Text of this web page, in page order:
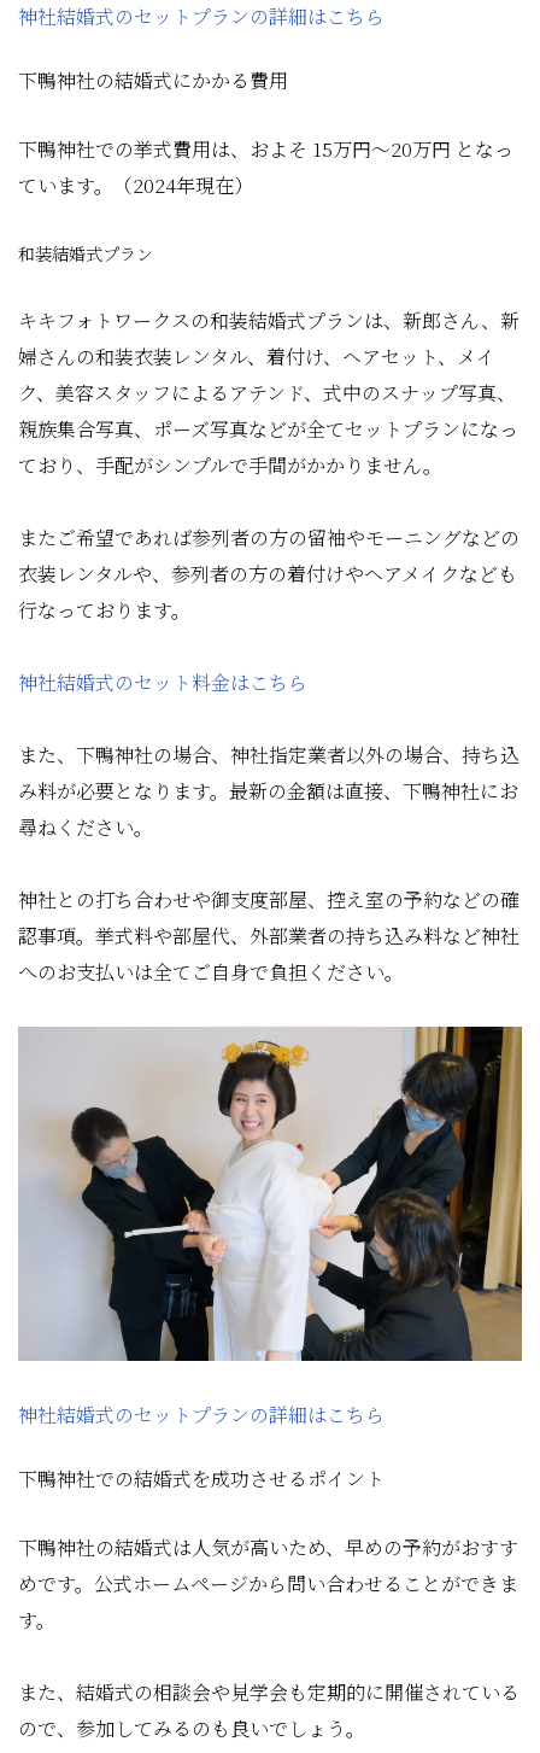
神社結婚式のセットプランの詳細はこちら
下鴨神社の結婚式にかかる費用
下鴨神社での挙式費用は、およそ 15万円〜20万円 となっ
ています。（2024年現在）
和装結婚式プラン
キキフォトワークスの和装結婚式プランは、新郎さん、新
婦さんの和装衣装レンタル、着付け、ヘアセット、メイ
ク、美容スタッフによるアテンド、式中のスナップ写真、
親族集合写真、ポーズ写真などが全てセットプランになっ
ており、手配がシンプルで手間がかかりません。
またご希望であれば参列者の方の留袖やモーニングなどの
衣装レンタルや、参列者の方の着付けやヘアメイクなども
行なっております。
神社結婚式のセット料金はこちら
また、下鴨神社の場合、神社指定業者以外の場合、持ち込
み料が必要となります。最新の金額は直接、下鴨神社にお
尋ねください。
神社との打ち合わせや御支度部屋、控え室の予約などの確
認事項。挙式料や部屋代、外部業者の持ち込み料など神社
へのお支払いは全てご自身で負担ください。
神社結婚式のセットプランの詳細はこちら
下鴨神社での結婚式を成功させるポイント
下鴨神社の結婚式は人気が高いため、早めの予約がおすす
めです。公式ホームページから問い合わせることができま
す。
また、結婚式の相談会や見学会も定期的に開催されている
ので、参加してみるのも良いでしょう。